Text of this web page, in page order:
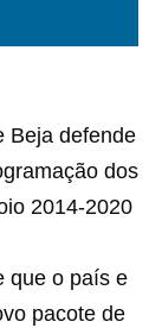
Beja defende
dos
2014-2020
que o país e
pacote de